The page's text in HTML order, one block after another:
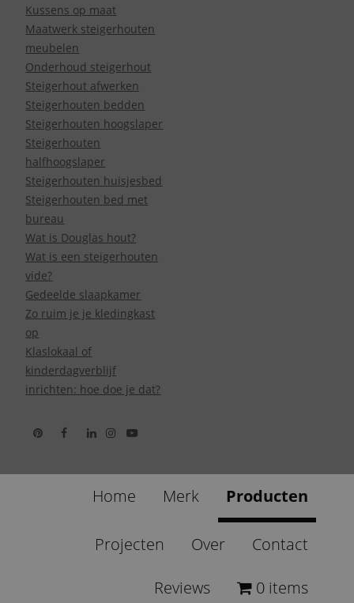
Kussens op maat
Maatwerk steigerhouten
meubelen
Onderhoud steigerhout
Steigerhout afwerken
Steigerhouten bedden
Steigerhouten hoogslaper
Steigerhouten
halfhoogslaper
Steigerhouten huisjesbed
Steigerhouten bed met
bureau
Wat is Douglas hout?
Wat is een steigerhouten
vide?
Gedeelde slaapkamer
Zo ruim je je kledingkast
op
Klaslokaal of
kinderdagverblijf
inrichten: hoe doe je dat?
Home Merk Producten
Projecten Over Contact
Reviews 0 items